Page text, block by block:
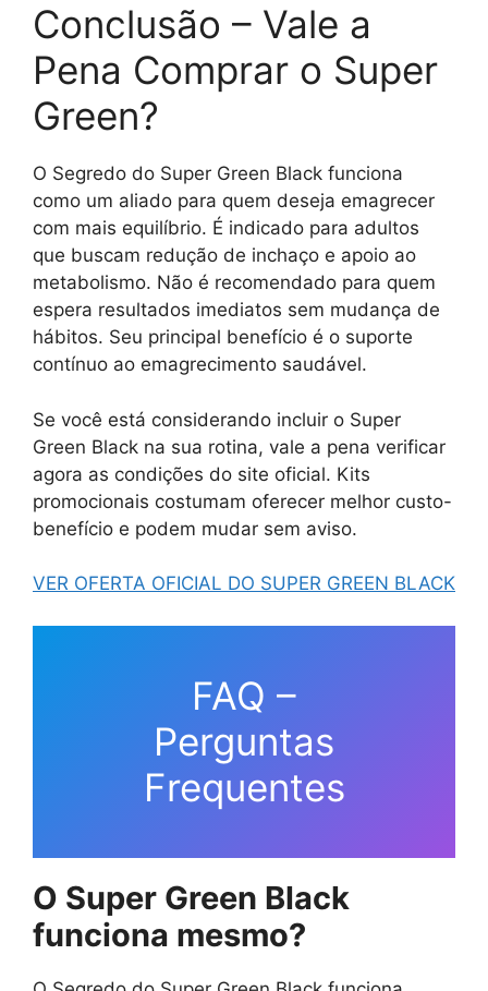
Conclusão – Vale a
Pena Comprar o Super
Green?
O Segredo do Super Green Black funciona
como um aliado para quem deseja emagrecer
com mais equilíbrio. É indicado para adultos
que buscam redução de inchaço e apoio ao
metabolismo. Não é recomendado para quem
espera resultados imediatos sem mudança de
hábitos. Seu principal benefício é o suporte
contínuo ao emagrecimento saudável.
Se você está considerando incluir o Super
Green Black na sua rotina, vale a pena verificar
agora as condições do site oficial. Kits
promocionais costumam oferecer melhor custo-
benefício e podem mudar sem aviso.
VER OFERTA OFICIAL DO SUPER GREEN BLACK
FAQ –
Perguntas
Frequentes
O Super Green Black
funciona mesmo?